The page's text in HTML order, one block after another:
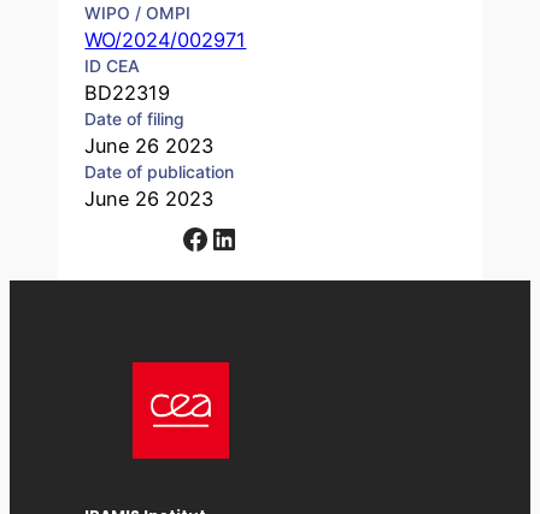
WIPO / OMPI
WO/2024/002971
ID CEA
BD22319
Date of filing
June 26 2023
Date of publication
June 26 2023
Facebook LinkedIn